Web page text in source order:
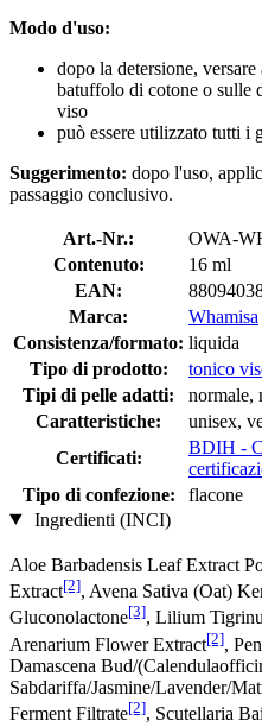
Modo d'uso:
dopo la detersione,
batuffolo di cotone o sulle
viso
può essere utilizzato tutti i
Suggerimento: dopo l'uso,
passaggio conclusivo.
Art.-Nr.:
OWA-
Contenuto:
16 ml
EAN:
Marca:
Whamisa
Consistenza/formato: liquida
Tipo di prodotto:
tonico
Tipi di pelle adatti:
normale,
Caratteristiche:
unisex,
Certificati:
BDIH -
Tipo di confezione:
flacone
Ingredienti (INCI)
Aloe Barbadensis Leaf Extract
Extract[2], Avena Sativa (Oat)
Gluconolactone[3], Lilium
Arenarium Flower Extract[2],
Damascena Bud/
Sabdariffa/Jasmine/Lavender/
Ferment Filtrate[2], Scutellaria